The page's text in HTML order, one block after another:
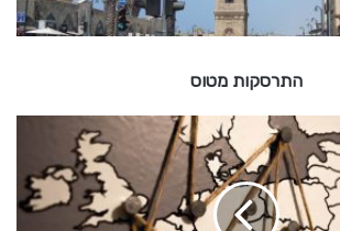
התרסקות מטוס